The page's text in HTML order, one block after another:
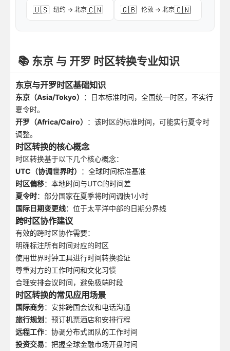
🇺🇸 纽约 → 北京🇨🇳 🇬🇧 伦敦 → 北京🇨🇳
📚 东京 与 开罗 时区转换专业知识
东京与开罗时区基础知识
东京（Asia/Tokyo）
：日本标准时间，全国统一时区，不实行
夏令时。
开罗（Africa/Cairo）
：该时区的标准时间，可能实行夏令时
调整。
时区转换的核心概念
时区转换基于以下几个核心概念：
UTC（协调世界时）
：全球时间标准基准
时区偏移：本地时间与UTC的时间差
夏令时：部分国家在夏季将时间调快1小时
国际日期变更线：位于太平洋中部的日期分界线
跨时区协作建议
有效的跨时区协作需要：
明确标注所有时间对应的时区
使用世界时钟工具进行时间转换验证
尊重对方的工作时间和文化习惯
合理安排会议时间，避免极端时段
时区转换的常见应用场景
国际商务：安排跨国会议和电话沟通
旅行规划 ：预订机票酒店和安排行程
远程工作：协调分布式团队的工作时间
投资交易：把握全球金融市场开盘时间